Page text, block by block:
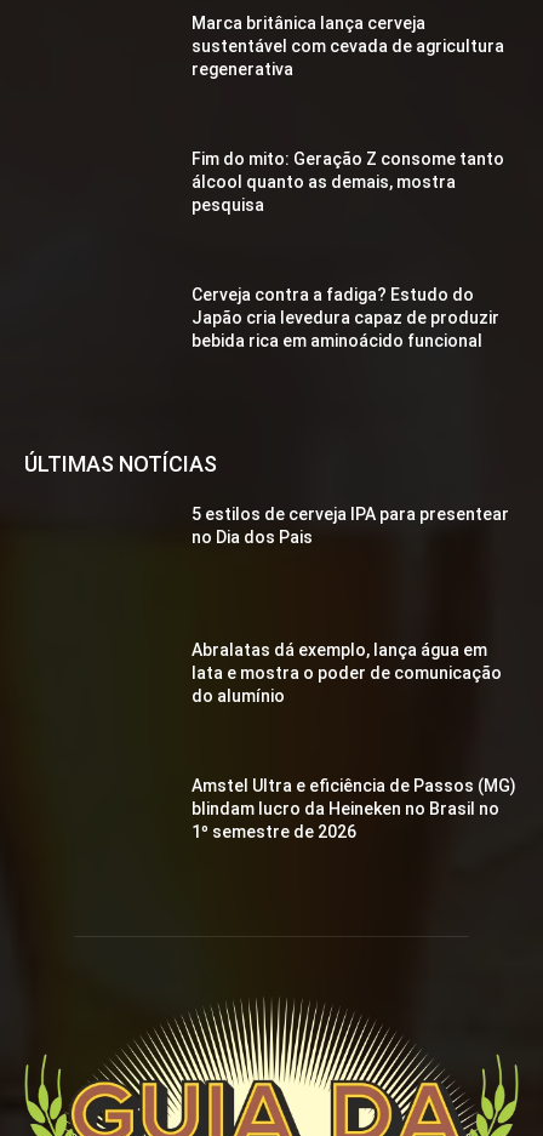
Marca britânica lança cerveja
sustentável com cevada de agricultura
regenerativa
Fim do mito: Geração Z consome tanto
álcool quanto as demais, mostra
pesquisa
Cerveja contra a fadiga? Estudo do
Japão cria levedura capaz de produzir
bebida rica em aminoácido funcional
ÚLTIMAS NOTÍCIAS
5 estilos de cerveja IPA para presentear
no Dia dos Pais
Abralatas dá exemplo, lança água em
lata e mostra o poder de comunicação
do alumínio
Amstel Ultra e eficiência de Passos (MG)
blindam lucro da Heineken no Brasil no
1º semestre de 2026